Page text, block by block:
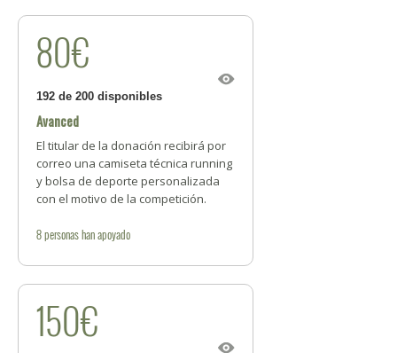
80€
192 de 200 disponibles
Avanced
El titular de la donación recibirá por
correo una camiseta técnica running
y bolsa de deporte personalizada
con el motivo de la competición.
8personashan apoyado
150€